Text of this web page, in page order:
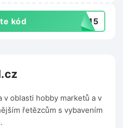
kód NY15
v oblasti hobby marketů a v
řetězcům s vybavením